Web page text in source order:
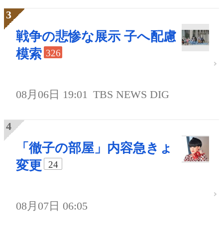
戦争の悲惨な展示 子へ配慮
模索 326
08月06日 19:01 TBS NEWS DIG
「徹子の部屋」内容急きょ
変更
24
08月07日 06:05